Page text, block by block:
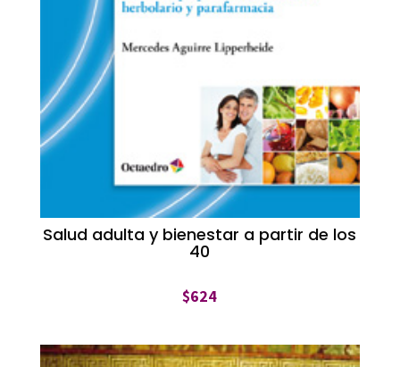
Salud adulta y bienestar a partir de los
40
$624